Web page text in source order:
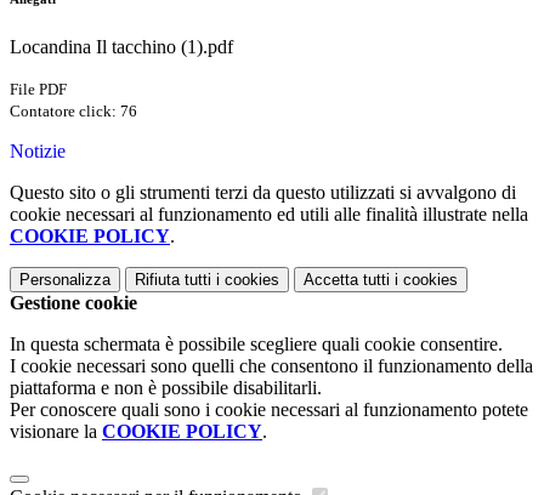
Locandina Il tacchino (1).pdf
File PDF
Contatore click: 76
Notizie
Questo sito o gli strumenti terzi da questo utilizzati si avvalgono di
cookie necessari al funzionamento ed utili alle finalità illustrate nella
COOKIE POLICY.
Personalizza Rifiuta tutti i cookies Accetta tutti i cookies
Gestione cookie
In questa schermata è possibile scegliere quali cookie consentire.
I cookie necessari sono quelli che consentono il funzionamento della
piattaforma e non è possibile disabilitarli.
Per conoscere quali sono i cookie necessari al funzionamento potete
visionare la COOKIE POLICY.